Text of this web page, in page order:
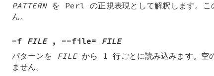
PATTERNを Perl の正規表現として解釈します。こ
ん。
-f FILE , --file=
FILE
パターンを
FILEから 1 行ごとに読み込みます。空
ません。